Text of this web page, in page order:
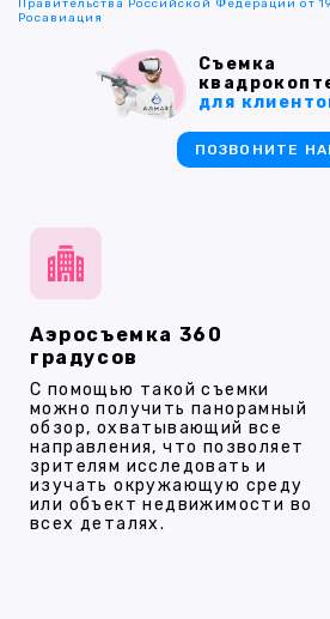
Аэросъемка 360
градусов
С помощью такой съемки
можно получить панорамный
обзор, охватывающий все
направления, что позволяет
зрителям исследовать и
изучать окружающую среду
или объект недвижимости во
всех деталях.
Правительства Российской Федерации от
Росавиация
Съемка
для
ПОЗВОНИТЕ